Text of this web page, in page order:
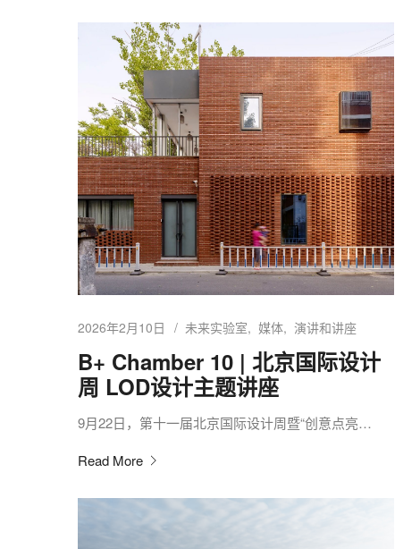
2026年2月10日 未来实验室 媒体 演讲和讲座
B+ Chamber 10 | 北京国际设计
周 LOD设计主题讲座
9月22日，第十一届北京国际设计周暨“创意点亮…
Read More